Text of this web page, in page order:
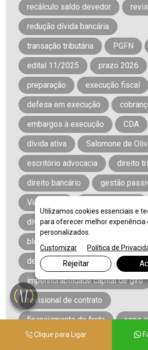
recálculo saldo devedor
redução dívida bancária
transação tributária PGFN
edital 11/2025 prazo 2026
preparação execução fiscal
defesa em execução
embargos à execução CDA
dívida ativa Salomone de
escritório advocacia direito
direito bancário gestão
Viamão RS
dívida ativa SISBAJUD
bloqueio judicial CNPJ
desbloqueio conta empresa
impenhorabilidade capital de giro
revisional de contrato
financiamento de frota juros
revisão bancária passivo
Clique para Ligar
Utilizamos cookies essenciais e
para oferecer melhor experiência
personalizados.
Customizar
Política de
Rejeitar